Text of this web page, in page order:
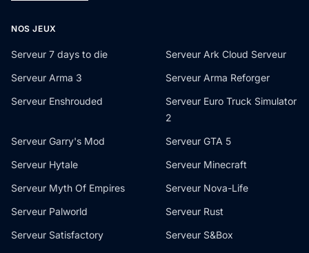
NOS JEUX
Serveur 7 days to die
Serveur Ark Cloud Serveur
Serveur Arma 3
Serveur Arma Reforger
Serveur Enshrouded
Serveur Euro Truck Simulator
2
Serveur Garry's Mod
Serveur GTA 5
Serveur Hytale
Serveur Minecraft
Serveur Myth Of Empires
Serveur Nova-Life
Serveur Palworld
Serveur Rust
Serveur Satisfactory
Serveur S&Box